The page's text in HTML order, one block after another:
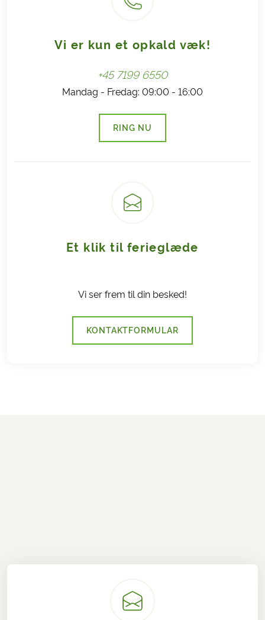
Vi er kun et opkald væk!
+45 7199 6550
Mandag - Fredag: 09:00 - 16:00
RING NU(LINK ÅBNER I NY FANE)
Et klik til ferieglæde
Vi ser frem til din besked!
KONTAKTFORMULAR